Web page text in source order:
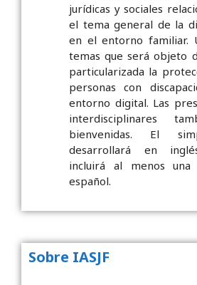
jurídicas y sociales
el tema general de la
en el entorno familiar.
temas que será objeto
particularizada la
personas con
entorno digital. Las
interdisciplinares
bienvenidas. El
desarrollará en
incluirá al menos una
español.
Sobre IASJF